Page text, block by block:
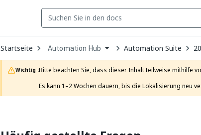
Startseite Open
Dropdown
to
choose
product
Automation Hub Automation Suite
Wichtig :Bitte beachten Sie, dass dieser Inhalt teilweise mithilfe
Es kann 1–2 Wochen dauern, bis die Lokalisierung neu